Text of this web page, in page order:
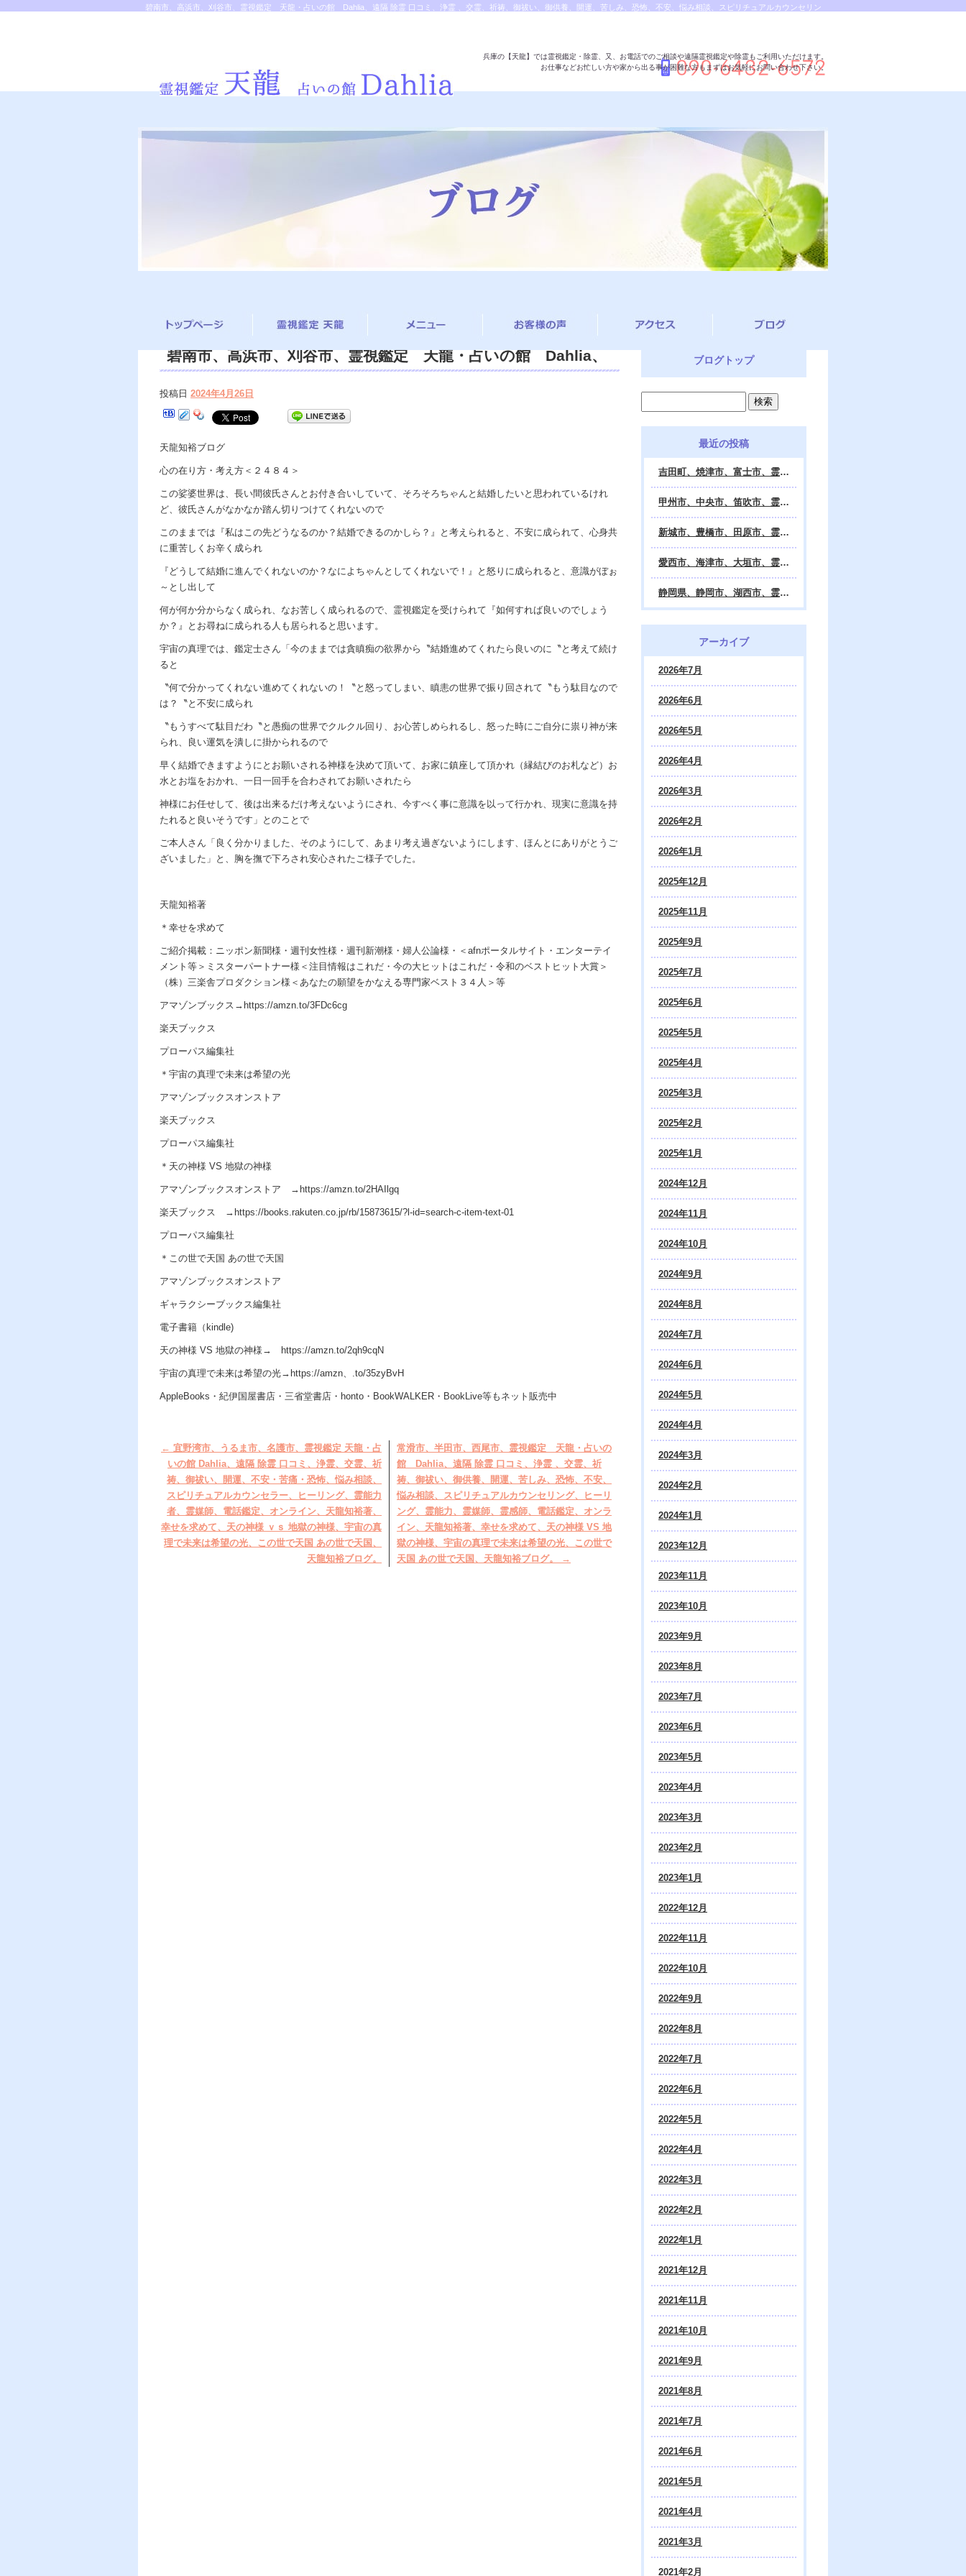
碧南市、高浜市、刈谷市、霊視鑑定 天龍・占いの館 Dahlia、遠隔 除霊 口コミ、浄霊 、交霊、祈祷、御祓い、御供養、開運、苦しみ、恐怖、不安、悩み相談、スピリチュアルカウンセリン
兵庫の【天龍】では霊視鑑定・除霊、又、お電話でのご相談や遠隔霊視鑑定や除霊もご利用いただけます。
お仕事などお忙しい方や家から出る事が困難な方もまずはお気軽にお問い合わせ下さい。
碧南市、高浜市、刈谷市、霊視鑑定 天龍・占いの館 Dahlia、
しみ、恐怖、不安、悩み相談、スピリチュアルカウンセリング、
理で未来は希望の光、この世で天国 あの世で天国、天龍知裕ブロ
グ。
投稿日 2024年4月26日
天龍知裕ブログ
心の在り方・考え方＜２４８４＞
この娑婆世界は、長い間彼氏さんとお付き合いしていて、そろそろちゃんと結婚したいと思われているけれ
ど、彼氏さんがなかなか踏ん切りつけてくれないので
このままでは『私はこの先どうなるのか？結婚できるのかしら？』と考えられると、不安に成られて、心身共
に重苦しくお辛く成られ
『どうして結婚に進んでくれないのか？なによちゃんとしてくれないで！』と怒りに成られると、意識がぼぉ
～とし出して
何が何か分からなく成られ、なお苦しく成られるので、霊視鑑定を受けられて『如何すれば良いのでしょう
か？』とお尋ねに成られる人も居られると思います。
宇宙の真理では、鑑定士さん「今のままでは貪瞋痴の欲界から〝結婚進めてくれたら良いのに〝と考えて続け
ると
〝何で分かってくれない進めてくれないの！〝と怒ってしまい、瞋恚の世界で振り回されて〝もう駄目なので
は？〝と不安に成られ
〝もうすべて駄目だわ〝と愚痴の世界でクルクル回り、お心苦しめられるし、怒った時にご自分に祟り神が来
られ、良い運気を潰しに掛かられるので
早く結婚できますようにとお願いされる神様を決めて頂いて、お家に鎮座して頂かれ（縁結びのお札など）お
水とお塩をおかれ、一日一回手を合わされてお願いされたら
神様にお任せして、後は出来るだけ考えないようにされ、今すべく事に意識を以って行かれ、現実に意識を持
たれると良いそうです」とのことで
ご本人さん「良く分かりました、そのようにして、あまり考え過ぎないようにします、ほんとにありがとうご
ざいました」と、胸を撫で下ろされ安心されたご様子でした。
天龍知裕著
＊幸せを求めて
ご紹介掲載：ニッポン新聞様・週刊女性様・週刊新潮様・婦人公論様・＜afnポータルサイト・エンターテイ
メント等＞ミスターパートナー様＜注目情報はこれだ・今の大ヒットはこれだ・令和のベストヒット大賞＞
（株）三楽舎プロダクション様＜あなたの願望をかなえる専門家ベスト３４人＞等
アマゾンブックス→https://amzn.to/3FDc6cg
楽天ブックス
プローパス編集社
＊宇宙の真理で未来は希望の光
アマゾンブックスオンストア
楽天ブックス
プローパス編集社
＊天の神様 VS 地獄の神様
アマゾンブックスオンストア →https://amzn.to/2HAIlgq
楽天ブックス →https://books.rakuten.co.jp/rb/15873615/?l-id=search-c-item-text-01
プローパス編集社
＊この世で天国 あの世で天国
アマゾンブックスオンストア
ギャラクシーブックス編集社
電子書籍（kindle)
天の神様 VS 地獄の神様→ https://amzn.to/2qh9cqN
宇宙の真理で未来は希望の光→https://amzn、.to/35zyBvH
AppleBooks・紀伊国屋書店・三省堂書店・honto・BookWALKER・BookLive等もネット販売中
← 宜野湾市、うるま市、名護市、霊視鑑定 天龍・占
いの館 Dahlia、遠隔 除霊 口コミ、浄霊、交霊、祈
祷、御祓い、開運、不安・苦痛・恐怖、悩み相談、
スピリチュアルカウンセラー、ヒーリング、霊能力
者、霊媒師、電話鑑定、オンライン、天龍知裕著、
幸せを求めて、天の神様 ｖｓ 地獄の神様、宇宙の真
理で未来は希望の光、この世で天国 あの世で天国、
天龍知裕ブログ。
常滑市、半田市、西尾市、霊視鑑定 天龍・占いの
館 Dahlia、遠隔 除霊 口コミ、浄霊 、交霊、祈
祷、御祓い、御供養、開運、苦しみ、恐怖、不安、
悩み相談、スピリチュアルカウンセリング、ヒーリ
ング、霊能力、霊媒師、霊感師、電話鑑定、オンラ
イン、天龍知裕著、幸せを求めて、天の神様 VS 地
獄の神様、宇宙の真理で未来は希望の光、この世で
天国 あの世で天国、天龍知裕ブログ。
→
ブログトップ
最近の投稿
吉田町、焼津市、富士市、霊視鑑定 天龍・占いの館 Dahlia、対面・電話・オンライン鑑定、除霊、霊視鑑定、遠隔 除霊 口コミ、浄霊、交霊、祈祷、御祓い、四柱推命、姓名判断・九星気学・易・タロット・手相・数秘術・動物占い・姓名学・命運鑑定、開運、不安・苦痛・恐怖、悩み相談、スピリチュアルカウンセラー、ヒーリング、霊気治療、霊能力者、霊媒師、天龍知裕著、幸せを求めて、天の神様 VS 地獄の神様、宇宙の真理で未来は希望の光、この世で天国 あの世で天国、天龍知裕ブログ。
甲州市、中央市、笛吹市、霊視鑑定 天龍・占いの館 Dahlia、対面・電話・オンライン鑑定、除霊、霊視鑑定、遠隔 除霊 口コミ、浄霊、交霊、祈祷、御祓い、四柱推命、姓名判断・九星気学・易・タロット・手相・数秘術・動物占い・姓名学・命運鑑定、開運、不安・苦痛・恐怖、悩み相談、スピリチュアルカウンセラー、ヒーリング、霊気治療、霊能力者、霊媒師、天龍知裕著、幸せを求めて、天の神様 VS 地獄の神様、宇宙の真理で未来は希望の光、この世で天国 あの世で天国、天龍知裕ブログ。
新城市、豊橋市、田原市、霊視鑑定 天龍・占いの館 Dahlia、対面・電話・オンライン鑑定、除霊、霊視鑑定、遠隔 除霊 口コミ、浄霊、交霊、祈祷、御祓い、四柱推命、姓名判断・九星気学・易・タロット・手相・数秘術・動物占い・姓名学・命運鑑定、開運、不安・苦痛・恐怖、悩み相談、スピリチュアルカウンセラー、ヒーリング、霊能力者、霊媒師、天龍知裕著、幸せを求めて、天の神様 VS 地獄の神様、宇宙の真理で未来は希望の光、この世で天国 あの世で天国、天龍知裕ブログ。
愛西市、海津市、大垣市、霊視鑑定 天龍・占いの館 Dahlia、対面・電話・オンライン鑑定、遠隔 除霊 口コミ、浄霊、交霊、祈祷、御祓い、四柱推命、姓名判断・九星気学・易・タロット・手相・数秘術・動物占い・姓名学・命運鑑定、開運、不安・苦痛・恐怖、悩み相談、スピリチュアルカウンセラー、ヒーリング、霊能力者、霊媒師、天龍知裕著、幸せを求めて、天の神様 VS 地獄の神様、宇宙の真理で未来は希望の光、この世で天国 あの世で天国、天龍知裕ブログ。
静岡県、静岡市、湖西市、霊視鑑定 天龍・占いの館 Dahlia、対面・電話・オンライン鑑定、除霊、霊視鑑定、遠隔 除霊 口コミ、浄霊、交霊、祈祷、御祓い、四柱推命、姓名判断・九星気学・易・タロット・手相・数秘術・動物占い・姓名学・命運鑑定、開運、不安・苦痛・恐怖、悩み相談、スピリチュアルカウンセラー、ヒーリング、霊気治療、霊能力者、霊媒師、天龍知裕著、幸せを求めて、天の神様 VS 地獄の神様、宇宙の真理で未来は希望の光、この世で天国 あの世で天国、天龍知裕ブログ。
アーカイブ
2026年7月
2026年6月
2026年5月
2026年4月
2026年3月
2026年2月
2026年1月
2025年12月
2025年11月
2025年9月
2025年7月
2025年6月
2025年5月
2025年4月
2025年3月
2025年2月
2025年1月
2024年12月
2024年11月
2024年10月
2024年9月
2024年8月
2024年7月
2024年6月
2024年5月
2024年4月
2024年3月
2024年2月
2024年1月
2023年12月
2023年11月
2023年10月
2023年9月
2023年8月
2023年7月
2023年6月
2023年5月
2023年4月
2023年3月
2023年2月
2023年1月
2022年12月
2022年11月
2022年10月
2022年9月
2022年8月
2022年7月
2022年6月
2022年5月
2022年4月
2022年3月
2022年2月
2022年1月
2021年12月
2021年11月
2021年10月
2021年9月
2021年8月
2021年7月
2021年6月
2021年5月
2021年4月
2021年3月
2021年2月